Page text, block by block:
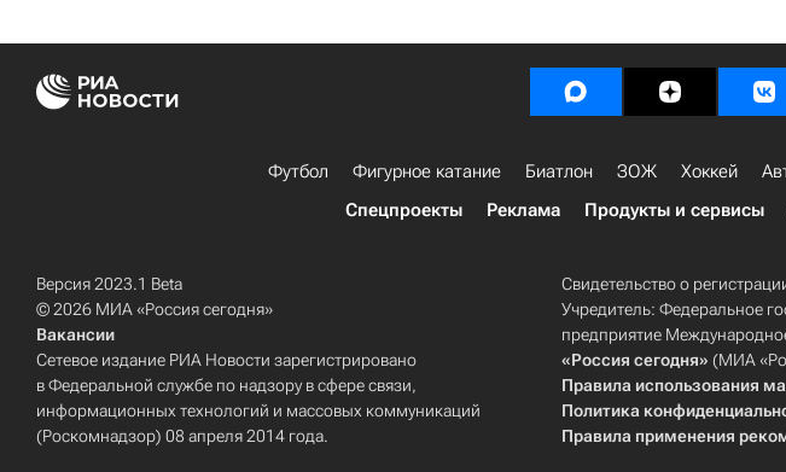
Футбол Фигурное катание Биатлон ЗОЖ Хоккей
Спецпроекты
Реклама Продукты и сервисы
Версия 2023.1 Beta
© 2026 МИА «Россия сегодня»
Вакансии
Сетевое издание РИА Новости зарегистрировано
в Федеральной службе по надзору в сфере связи,
информационных технологий и массовых коммуникаций
(Роскомнадзор) 08 апреля 2014 года.
Свидетельство о
Учредитель: Федеральное
предприятие
«Россия сегодня» (МИА
Правила использования
Политика
Правила применения